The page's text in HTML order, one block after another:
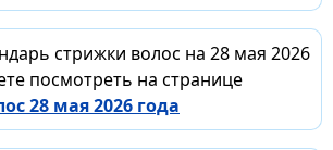
стрижки волос на 28 мая 2026
посмотреть на странице
28 мая 2026 года